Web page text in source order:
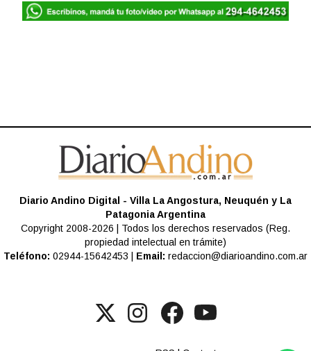
Diario Andino Digital - Villa La Angostura, Neuquén y La
Patagonia Argentina
Copyright 2008-2026 | Todos los derechos reservados (Reg.
propiedad intelectual en trámite)
Teléfono: 02944-15642453 | Email: redaccion@diarioandino.com.ar